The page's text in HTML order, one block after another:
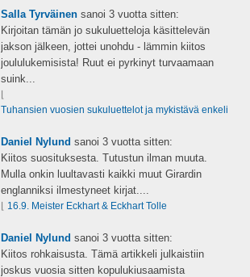
Salla Tyrväinensanoi 3 vuotta sitten:
Kirjoitan tämän jo sukuluetteloja käsittelevän
jakson jälkeen, jottei unohdu - lämmin kiitos
joululukemisista! Ruut ei pyrkinyt turvaamaan
suink...
Tuhansien vuosien sukuluettelot ja mykistävä enkeli
Daniel Nylund sanoi 3 vuotta sitten:
Kiitos suosituksesta. Tutustun ilman muuta.
Mulla onkin luultavasti kaikki muut Girardin
englanniksi ilmestyneet kirjat....
16.9. Meister Eckhart & Eckhart Tolle
Daniel Nylund sanoi 3 vuotta sitten:
Kiitos rohkaisusta. Tämä artikkeli julkaistiin
joskus vuosia sitten kopulukiusaamista